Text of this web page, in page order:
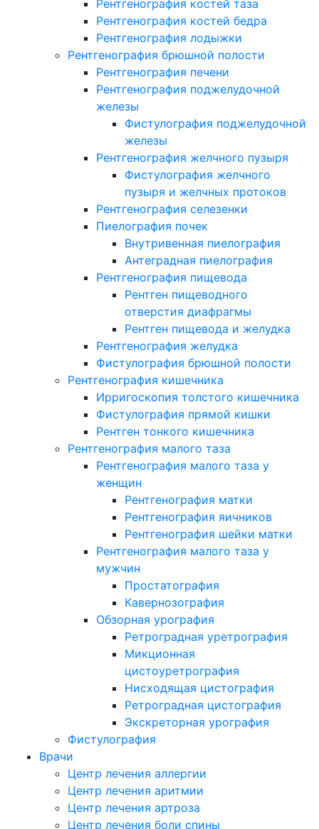
Рентгенография костей таза
Рентгенография костей бедра
Рентгенография лодыжки
Рентгенография брюшной полости
Рентгенография печени
Рентгенография поджелудочной
железы
Фистулография поджелудочной
железы
Рентгенография желчного пузыря
Фистулография желчного
пузыря и желчных протоков
Рентгенография селезенки
Пиелография почек
Внутривенная пиелография
Антеградная пиелография
Рентгенография пищевода
Рентген пищеводного
отверстия диафрагмы
Рентген пищевода и желудка
Рентгенография желудка
Фистулография брюшной полости
Рентгенография кишечника
Ирригоскопия толстого кишечника
Фистулография прямой кишки
Рентген тонкого кишечника
Рентгенография малого таза
Рентгенография малого таза у
женщин
Рентгенография матки
Рентгенография яичников
Рентгенография шейки матки
Рентгенография малого таза у
мужчин
Простатография
Кавернозография
Обзорная урография
Ретроградная уретрография
Микционная
цистоуретрография
Нисходящая цистография
Ретроградная цистография
Экскреторная урография
Фистулография
Врачи
Центр лечения аллергии
Центр лечения аритмии
Центр лечения артроза
Центр лечения боли спины